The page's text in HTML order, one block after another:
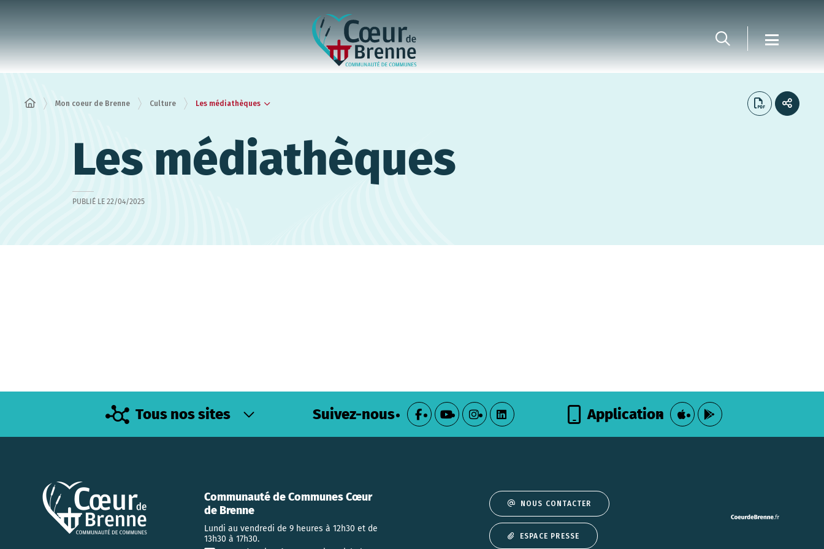
Mon coeur de Brenne Culture Les médiathèques
Les médiathèques
PUBLIÉ LE 22/04/2025
Tous nos sites Suivez-nous Application
Communauté de Communes Cœur
de Brenne
Lundi au vendredi de 9 heures à 12h30 et de
13h30 à 17h30.
NOUS CONTACTER
ESPACE PRESSE